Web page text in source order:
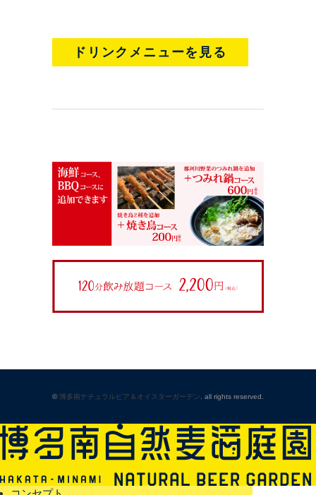
ドリンクメニューを見る
©博多南ナチュラルビア＆オイスターガーデン. all rights reserved.